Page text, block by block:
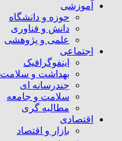
آموزشی
حوزه و دانشگاه
دانش و فناوری
علمی و پژوهشی
اجتماعی
اینفوگرافیک
بهداشت و سلامت
چندرسانه ای
سلامت و جامعه
مطالبه گری
اقتصادی
بازار و اقتصاد